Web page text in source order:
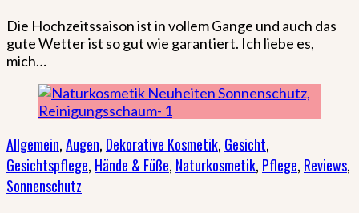
Die Hochzeitssaison ist in vollem Gange und auch das
gute Wetter ist so gut wie garantiert. Ich liebe es,
mich…
Allgemein,Augen, Dekorative Kosmetik, Gesicht,
Gesichtspflege, Hände & Füße, Naturkosmetik, Pflege, Reviews,
Sonnenschutz